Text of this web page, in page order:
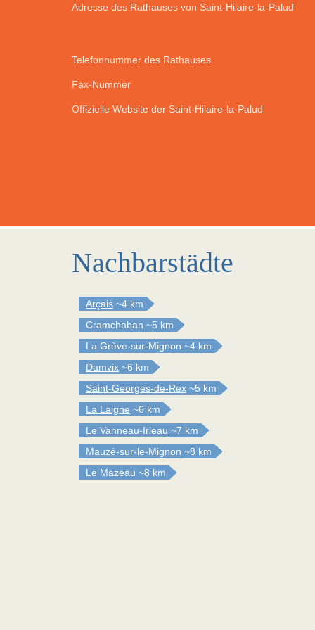
Adresse des Rathauses von Saint-Hilaire-la-Palud
Telefonnummer des Rathauses
Fax-Nummer
Offizielle Website der Saint-Hilaire-la-Palud
Nachbarstädte
Arçais ~4 km
Cramchaban ~5 km
La Grève-sur-Mignon ~4 km
Damvix ~6 km
Saint-Georges-de-Rex ~5 km
La Laigne ~6 km
Le Vanneau-Irleau ~7 km
Mauzé-sur-le-Mignon ~8 km
Le Mazeau ~8 km